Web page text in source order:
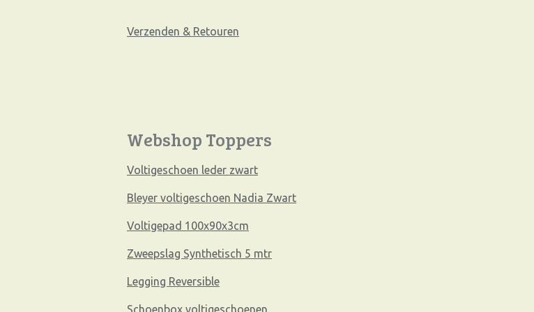
Verzenden & Retouren
Webshop Toppers
Voltigeschoen leder zwart
Bleyer voltigeschoen Nadia Zwart
Voltigepad 100x90x3cm
Zweepslag Synthetisch 5 mtr
Legging Reversible
Schoenbox voltigeschoenen